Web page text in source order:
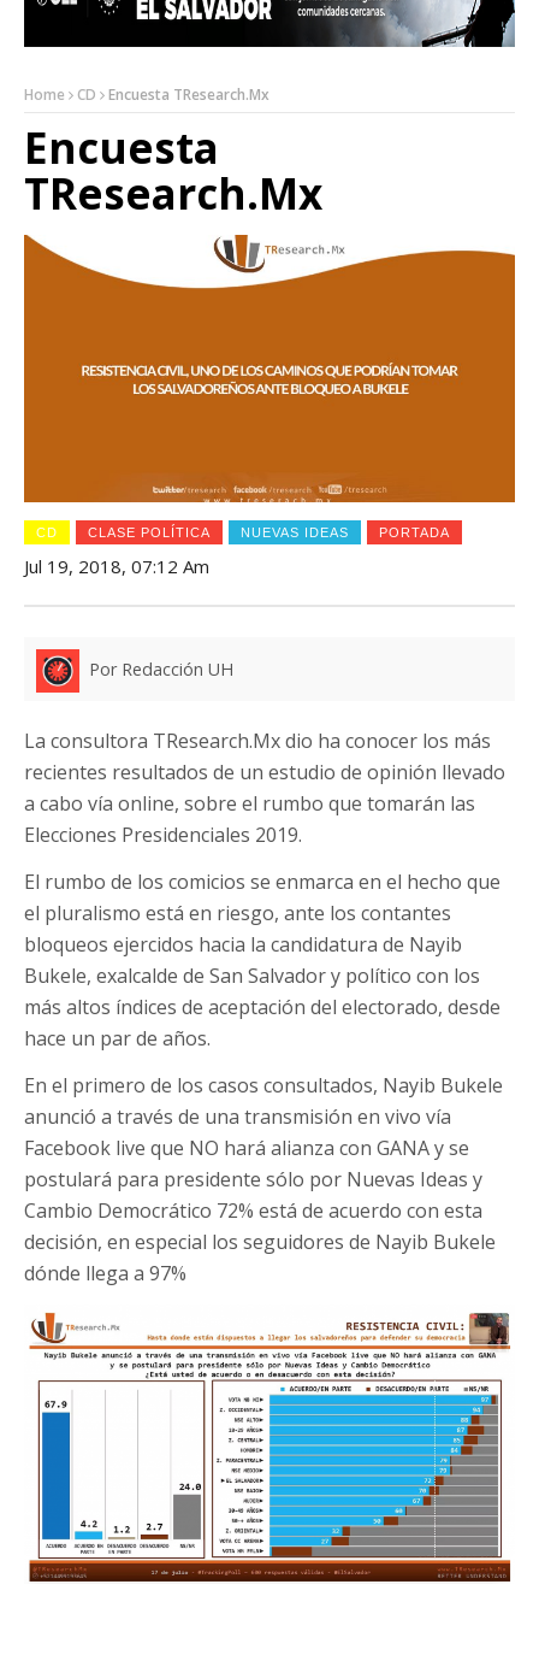
Home CD Encuesta TResearch.Mx
Encuesta
TResearch.Mx
CD CLASE POLÍTICA NUEVAS IDEAS PORTADA
Jul 19, 2018, 07:12 Am
Por Redacción UH
La consultora TResearch.Mx dio ha conocer los más
recientes resultados de un estudio de opinión llevado
a cabo vía online, sobre el rumbo que tomarán las
Elecciones Presidenciales 2019.
El rumbo de los comicios se enmarca en el hecho que
el pluralismo está en riesgo, ante los contantes
bloqueos ejercidos hacia la candidatura de Nayib
Bukele, exalcalde de San Salvador y político con los
más altos índices de aceptación del electorado, desde
hace un par de años.
En el primero de los casos consultados, Nayib Bukele
anunció a través de una transmisión en vivo vía
Facebook live que NO hará alianza con GANA y se
postulará para presidente sólo por Nuevas Ideas y
Cambio Democrático 72% está de acuerdo con esta
decisión, en especial los seguidores de Nayib Bukele
dónde llega a 97%